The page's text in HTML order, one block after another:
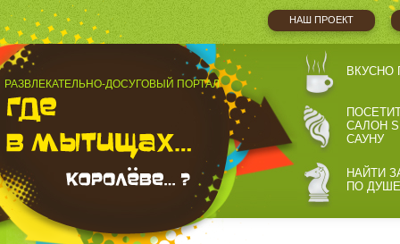
НАШ ПРОЕКТ
РАЗВЛЕКАТЕЛЬНО-ДОСУГОВЫЙ ПОРТАЛ
ВКУСНО
САЛОН
САУНУ
НАЙТИ
ПО ДУШЕ